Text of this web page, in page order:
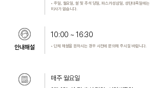
• 주일, 월요일,설 및 추석 당일,파스카성삼일, 성탄대축일에는
미사가 없습니다.
안내해설
10:00 ~ 16:30
• 단체 해설을 원하시는 경우 사전에 문의해 주시길 바랍니다.
매주 월요일